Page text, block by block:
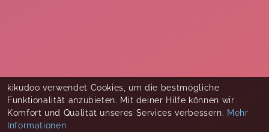
kikudoo verwendet Cookies, um die bestmögliche
Funktionalität anzubieten. Mit deiner Hilfe können wir
Komfort und Qualität unseres Services verbessern. Mehr
Informationen